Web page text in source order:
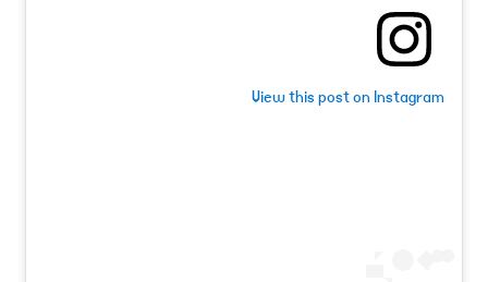
View this post on Instagram